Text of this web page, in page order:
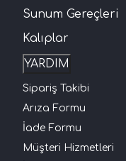
Sunum Gereçleri
Kalıplar
YARDIM
Sipariş Takibi
Arıza Formu
İade Formu
Müşteri Hizmetleri